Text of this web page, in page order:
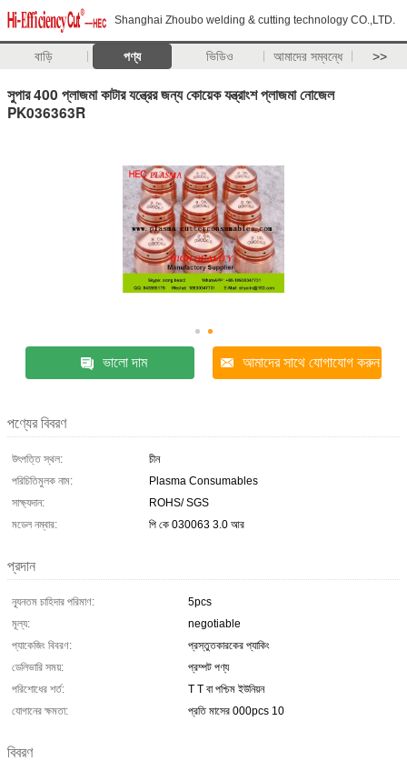
Shanghai Zhoubo welding & cutting technology CO.,LTD.
বাড়ি পণ্য ভিডিও আমাদের সম্বন্ধে >>
সুপার 400 প্লাজমা কাটার যন্ত্রের জন্য কোয়েক যন্ত্রাংশ প্লাজমা নোজেল
PK036363R
ভালো দাম আমাদের সাথে যোগাযোগ করুন
পণ্যের বিবরণ
উৎপত্তি স্থল:
চীন
পরিচিতিমুলক নাম:
Plasma Consumables
সাক্ষ্যদান:
ROHS/ SGS
মডেল নম্বার:
পি কে 030063 3.0 আর
প্রদান
ন্যূনতম চাহিদার পরিমাণ:
5pcs
মূল্য:
negotiable
প্যাকেজিং বিবরণ:
প্রস্তুতকারকের প্যাকিং
ডেলিভারি সময়:
প্রম্পট পণ্য
পরিশোধের শর্ত:
T T বা পশ্চিম ইউনিয়ন
যোগানের ক্ষমতা:
প্রতি মাসের 000pcs 10
বিবরণ